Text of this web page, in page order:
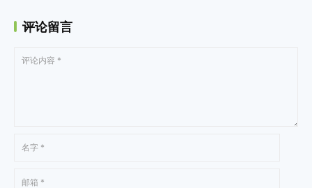
评论留言